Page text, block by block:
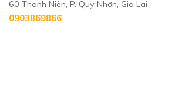
60 Thanh Niên, P. Quy Nhơn, Gia Lai
0903869866